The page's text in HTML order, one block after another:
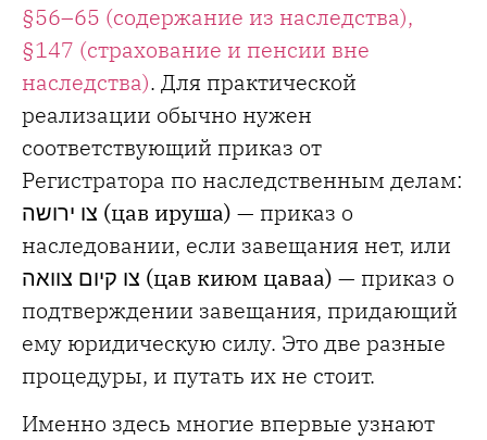
§56–65 (содержание из наследства),
§147 (страхование и пенсии вне
наследства). Для практической
реализации обычно нужен
соответствующий приказ от
Регистратора по наследственным делам:
צו ירושה (цав ируша) — приказ о
наследовании, если завещания нет, или
צו קיום צוואה (цав киюм цаваа) — приказ о
подтверждении завещания, придающий
ему юридическую силу. Это две разные
процедуры, и путать их не стоит.
Именно здесь многие впервые узнают